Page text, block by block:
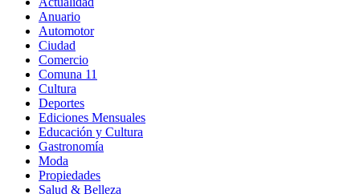
Anuario
Automotor
Ciudad
Comercio
Comuna 11
Cultura
Deportes
Ediciones Mensuales
Educación y Cultura
Gastronomía
Moda
Propiedades
Salud & Belleza